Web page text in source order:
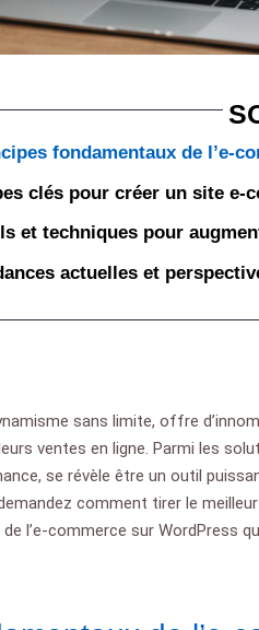
fondamentaux de l’e-
clés pour créer un site e-
et techniques pour
actuelles et
sans limite, offre
ventes en ligne. Parmi les
se révèle être un outil
comment tirer le
l’e-commerce sur WordPress